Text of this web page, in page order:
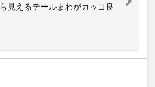
見えるテールまわがカッコ良